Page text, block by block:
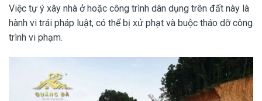
Việc tự ý xây nhà ở hoặc công trình dân dụng trên đất này là
hành vi trái pháp luật, có thể bị xử phạt và buộc tháo dỡ công
trình vi phạm.